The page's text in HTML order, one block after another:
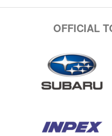
OFFICIAL